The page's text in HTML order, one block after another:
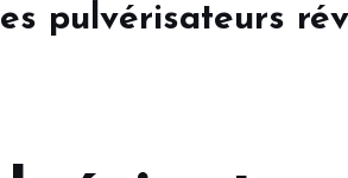
pulvérisateurs